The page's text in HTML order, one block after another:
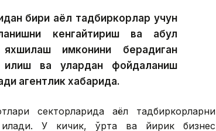
бири аёл тадбиркорлар учун
кенгайтириш ва қабул
яхшилаш имконини берадиган
ва улардан фойдаланиш
агентлик хабарида.
секторларида аёл тадбиркорларни
У кичик, ўрта ва йирик бизнес